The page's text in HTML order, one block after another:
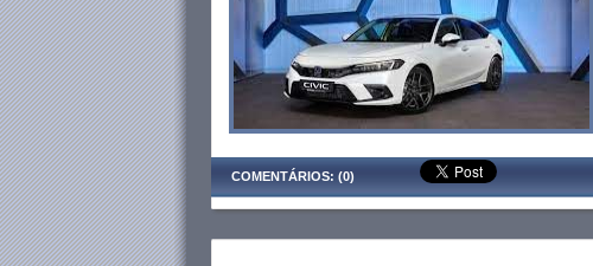
COMENTÁRIOS: (0)